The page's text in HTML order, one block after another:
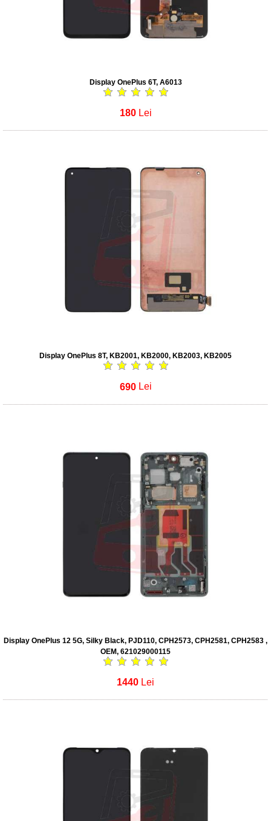
Display OnePlus 6T, A6013
180 Lei
Display OnePlus 8T, KB2001, KB2000, KB2003, KB2005
690 Lei
Display OnePlus 12 5G, Silky Black, PJD110, CPH2573, CPH2581, CPH2583 ,
OEM, 621029000115
1440 Lei